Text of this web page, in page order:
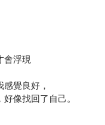
浮現
覺良好，
像找回了自己。